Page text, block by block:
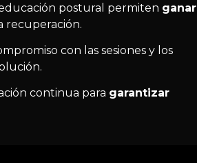
postural permiten ganar
recuperación.
con las sesiones y los
continua para garantizar